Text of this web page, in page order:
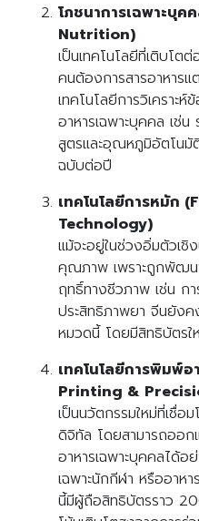
โภชนาการเฉพาะบุ
Nutrition)
เป็นเทคโนโลยีที่เติบโต
คนต้องการสารอาหาร
เทคโนโลยีการวิเคราะ
อาหารเฉพาะบุคคล เช่
สูตรและอุณหภูมิอัตโน
ฉบับต่อปี
เทคโนโลยีการหมัก
Technology)
แม้จะอยู่ในช่วงอิ่มตัวเ
คุณภาพ เพราะถูกพัฒน
ฤทธิ์ทางชีวภาพ เช่น ก
ประสิทธิภาพยา จีนยังค
หมวดนี้ โดยมีสิทธิบัตร
เทคโนโลยีการพิมพ์
Printing &
เป็นนวัตกรรมใหม่ที่เชื่อ
ดิจิทัล โดยสามารถออก
อาหารเฉพาะบุคคลได้อ
เฉพาะนักกีฬา หรืออาห
นี้มีผู้ถือสิทธิบัตรราว